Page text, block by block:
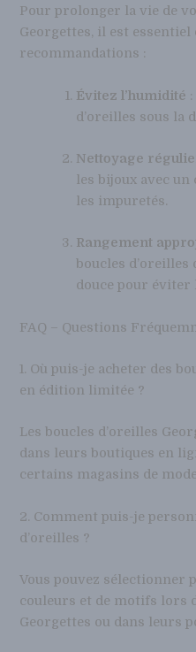
Pour prolonger la vie de
Georgettes, il est essentiel
recommandations :
Évitez l’humidité
d’oreilles sous la
Nettoyage
les bijoux avec
les impuretés.
Rangement
boucles d’oreilles
douce pour éviter
FAQ – Questions
1. Où puis-je acheter des
en édition limitée ?
Les boucles d’oreilles
dans leurs boutiques en
certains magasins de
2. Comment puis-je
d’oreilles ?
Vous pouvez sélectionner
couleurs et de motifs lors
Georgettes ou dans leurs